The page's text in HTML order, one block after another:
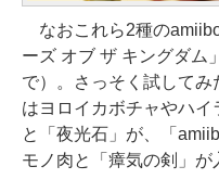
なおこれら2種の
ーズ オブ ザ キングダム
で）。さっそく試して
はヨロイカボチャやハ
と「夜光石」が、「
モノ肉と「瘴気の剣」が